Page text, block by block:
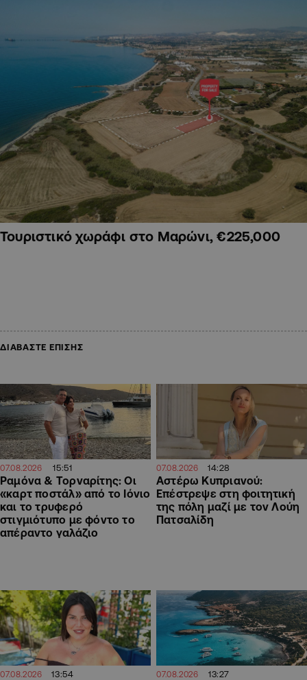
Τουριστικό χωράφι στο Μαρώνι, €225,000
ΔΙΑΒΑΣΤΕ ΕΠΙΣΗΣ
07.08.2026 15:51
Ραμόνα & Τορναρίτης: Οι
«καρτ ποστάλ» από το Ιόνιο
και το τρυφερό
στιγμιότυπο με φόντο το
απέραντο γαλάζιο
07.08.2026 14:28
Αστέρω Κυπριανού:
Επέστρεψε στη φοιτητική
της πόλη μαζί με τον Λούη
Πατσαλίδη
07.08.2026 13:54 07.08.2026 13:27